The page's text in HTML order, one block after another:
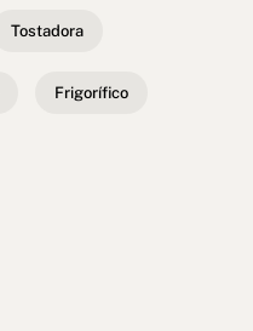
Tostadora
Frigorífico